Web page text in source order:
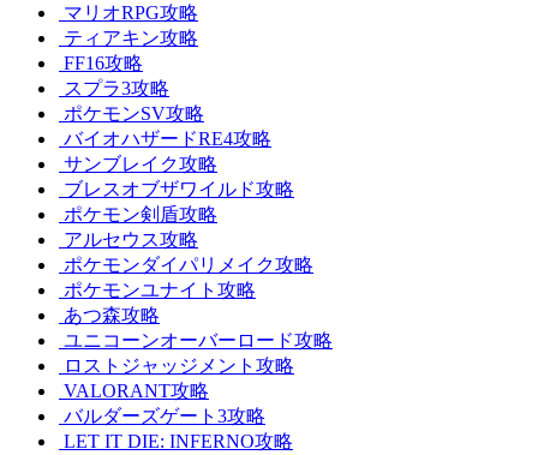
マリオRPG攻略
ティアキン攻略
FF16攻略
スプラ3攻略
ポケモンSV攻略
バイオハザードRE4攻略
サンブレイク攻略
ブレスオブザワイルド攻略
ポケモン剣盾攻略
アルセウス攻略
ポケモンダイパリメイク攻略
ポケモンユナイト攻略
あつ森攻略
ユニコーンオーバーロード攻略
ロストジャッジメント攻略
VALORANT攻略
バルダーズゲート3攻略
LET IT DIE: INFERNO攻略